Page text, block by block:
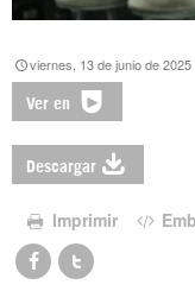
viernes, 13 de junio de 2025
Ver en
Descargar
Imprimir